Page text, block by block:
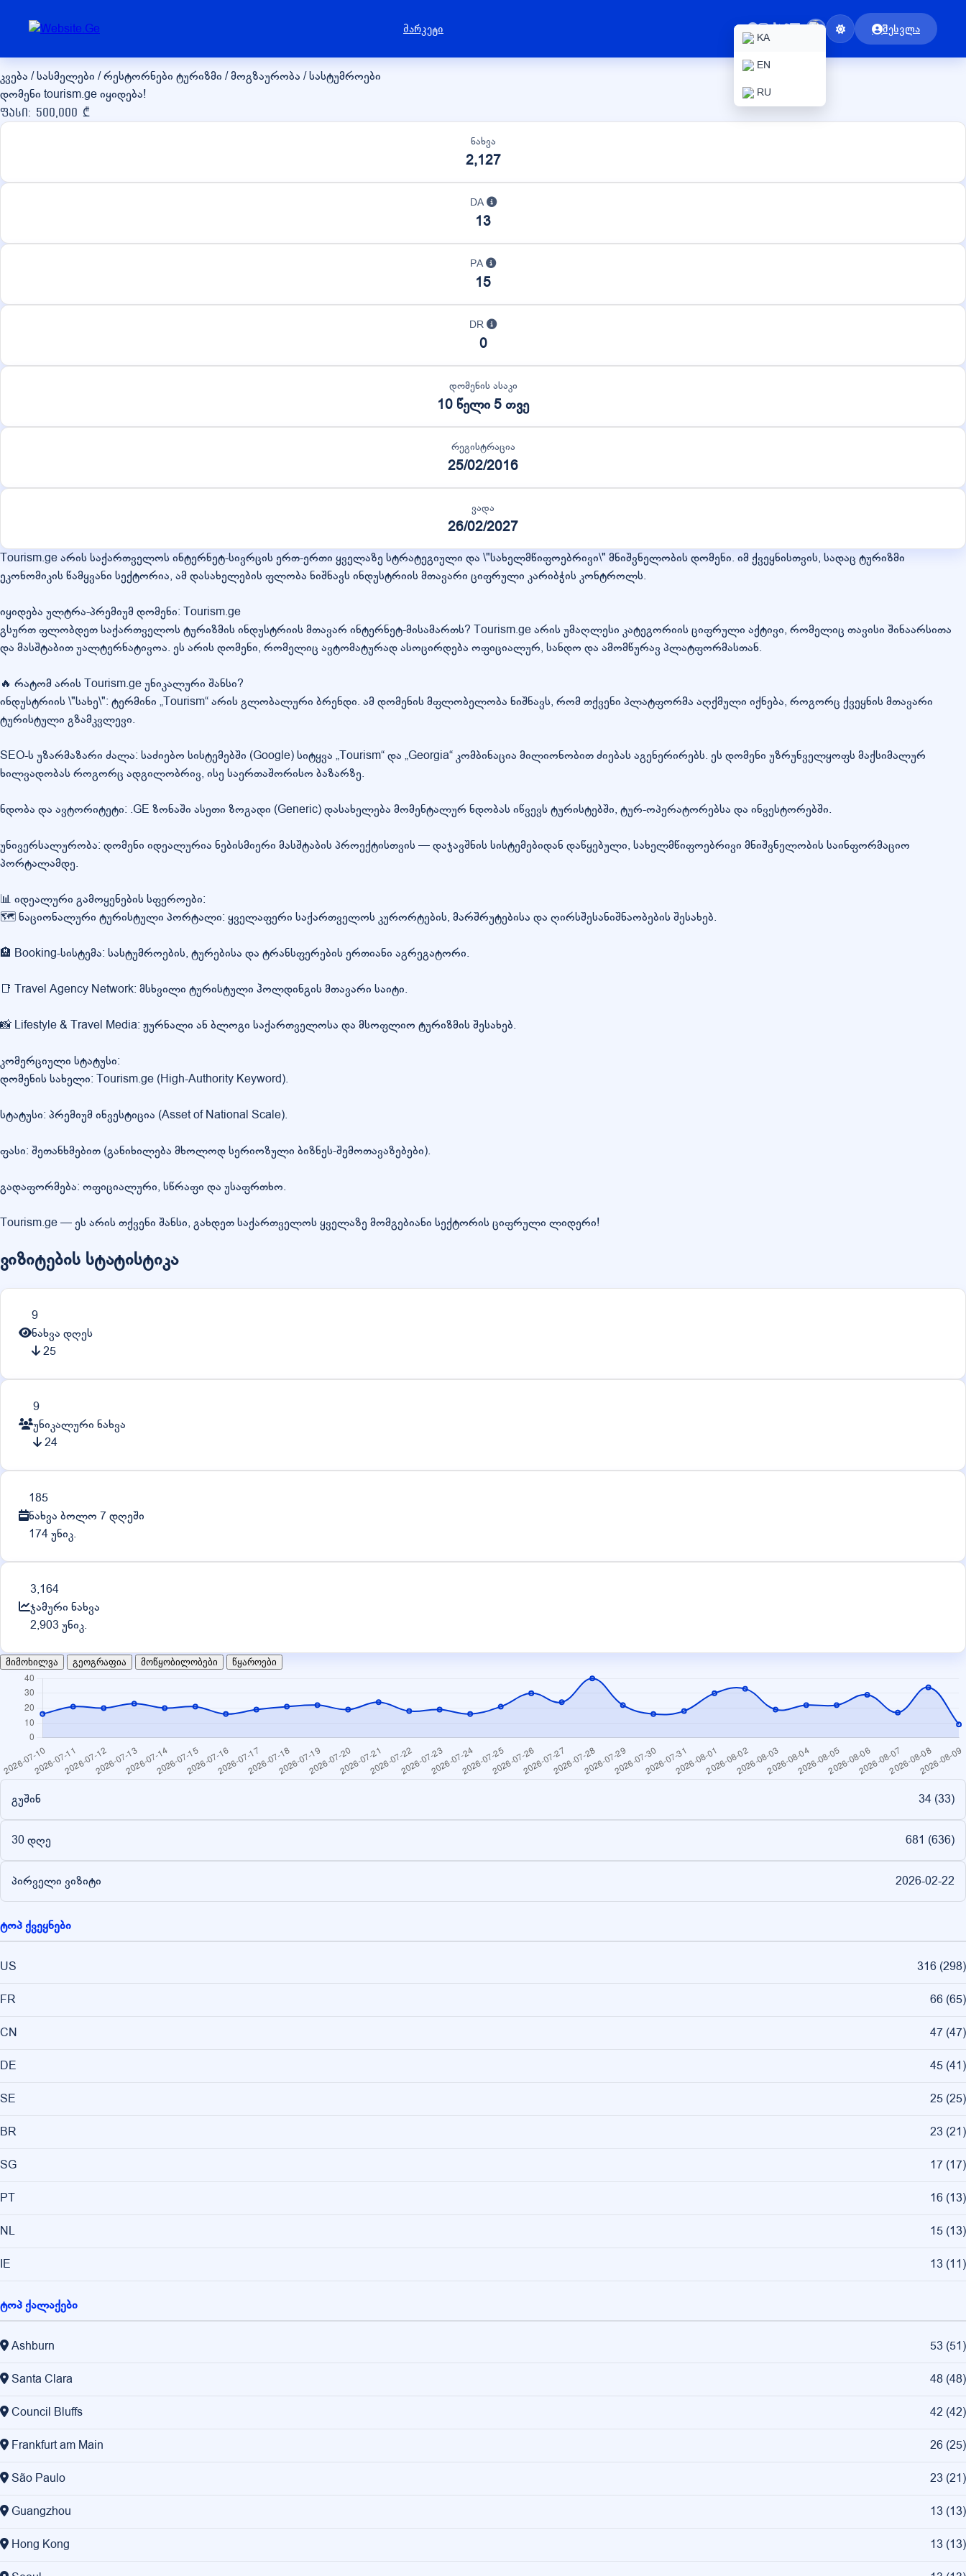
მარკეტი
KA
EN
RU
შესვლა
tourism.ge
კვება / სასმელები / რესტორნები ტურიზმი / მოგზაურობა / სასტუმროები
დომენი tourism.ge იყიდება!
ფასი: 500,000 ₾
ნახვა
2,127
DA
13
PA
15
DR
0
დომენის ასაკი
10 წელი 5 თვე
რეგისტრაცია
25/02/2016
ვადა
26/02/2027
Tourism.ge არის საქართველოს ინტერნეტ-სივრცის ერთ-ერთი ყველაზე სტრატეგიული და \"სახელმწიფოებრივი\" მნიშვნელობის დომენი. იმ ქვეყნისთვის, სადაც ტურიზმი
ეკონომიკის წამყვანი სექტორია, ამ დასახელების ფლობა ნიშნავს ინდუსტრიის მთავარი ციფრული კარიბჭის კონტროლს.
იყიდება ულტრა-პრემიუმ დომენი: Tourism.ge
გსურთ ფლობდეთ საქართველოს ტურიზმის ინდუსტრიის მთავარ ინტერნეტ-მისამართს? Tourism.ge არის უმაღლესი კატეგორიის ციფრული აქტივი, რომელიც თავისი შინაარსითა
და მასშტაბით უალტერნატივოა. ეს არის დომენი, რომელიც ავტომატურად ასოცირდება ოფიციალურ, სანდო და ამომწურავ პლატფორმასთან.
🔥 რატომ არის Tourism.ge უნიკალური შანსი?
ინდუსტრიის \"სახე\": ტერმინი „Tourism“ არის გლობალური ბრენდი. ამ დომენის მფლობელობა ნიშნავს, რომ თქვენი პლატფორმა აღქმული იქნება, როგორც ქვეყნის მთავარი
ტურისტული გზამკვლევი.
SEO-ს უზარმაზარი ძალა: საძიებო სისტემებში (Google) სიტყვა „Tourism“ და „Georgia“ კომბინაცია მილიონობით ძიებას აგენერირებს. ეს დომენი უზრუნველყოფს მაქსიმალურ
ხილვადობას როგორც ადგილობრივ, ისე საერთაშორისო ბაზარზე.
ნდობა და ავტორიტეტი: .GE ზონაში ასეთი ზოგადი (Generic) დასახელება მომენტალურ ნდობას იწვევს ტურისტებში, ტურ-ოპერატორებსა და ინვესტორებში.
უნივერსალურობა: დომენი იდეალურია ნებისმიერი მასშტაბის პროექტისთვის — დაჯავშნის სისტემებიდან დაწყებული, სახელმწიფოებრივი მნიშვნელობის საინფორმაციო
პორტალამდე.
📊 იდეალური გამოყენების სფეროები:
🗺️ ნაციონალური ტურისტული პორტალი: ყველაფერი საქართველოს კურორტების, მარშრუტებისა და ღირსშესანიშნაობების შესახებ.
🏨 Booking-სისტემა: სასტუმროების, ტურებისა და ტრანსფერების ერთიანი აგრეგატორი.
📑 Travel Agency Network: მსხვილი ტურისტული ჰოლდინგის მთავარი საიტი.
📸 Lifestyle & Travel Media: ჟურნალი ან ბლოგი საქართველოსა და მსოფლიო ტურიზმის შესახებ.
კომერციული სტატუსი:
დომენის სახელი: Tourism.ge (High-Authority Keyword).
სტატუსი: პრემიუმ ინვესტიცია (Asset of National Scale).
ფასი: შეთანხმებით (განიხილება მხოლოდ სერიოზული ბიზნეს-შემოთავაზებები).
გადაფორმება: ოფიციალური, სწრაფი და უსაფრთხო.
Tourism.ge — ეს არის თქვენი შანსი, გახდეთ საქართველოს ყველაზე მომგებიანი სექტორის ციფრული ლიდერი!
ვიზიტების სტატისტიკა
9
ნახვა დღეს
25
9
უნიკალური ნახვა
24
185
ნახვა ბოლო 7 დღეში
174 უნიკ.
3,164
ჯამური ნახვა
2,903 უნიკ.
მიმოხილვა გეოგრაფია მოწყობილობები წყაროები
გუშინ 34 (33)
30 დღე 681 (636)
პირველი ვიზიტი 2026-02-22
ტოპ ქვეყნები
US 316 (298)
FR 66 (65)
CN 47 (47)
DE 45 (41)
SE 25 (25)
BR 23 (21)
SG 17 (17)
PT 16 (13)
NL 15 (13)
IE 13 (11)
ტოპ ქალაქები
Ashburn 53 (51)
Santa Clara 48 (48)
Council Bluffs 42 (42)
Frankfurt am Main 26 (25)
São Paulo 23 (21)
Guangzhou 13 (13)
Hong Kong 13 (13)